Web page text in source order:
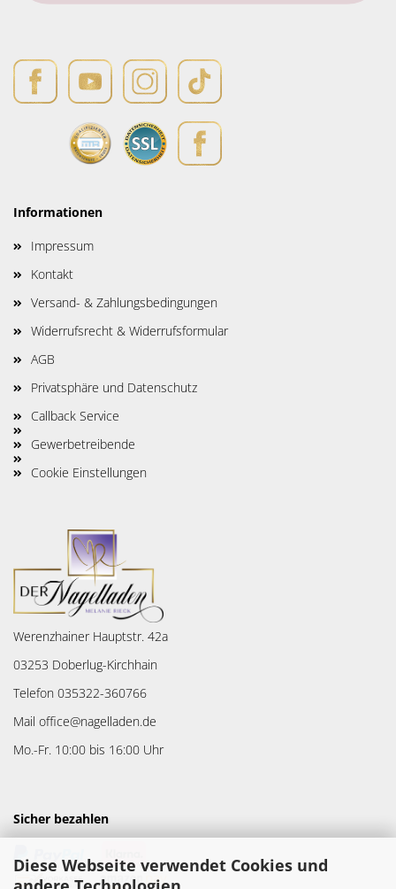
Diese Webseite verwendet Cookies und
Informationen
Impressum
Kontakt
Versand- & Zahlungsbedingungen
Widerrufsrecht & Widerrufsformular
AGB
Privatsphäre und Datenschutz
Callback Service
Gewerbetreibende
Cookie Einstellungen
Werenzhainer Hauptstr. 42a
03253 Doberlug-Kirchhain
Telefon 035322-360766
Mail office@nagelladen.de
Mo.-Fr. 10:00 bis 16:00 Uhr
Sicher bezahlen